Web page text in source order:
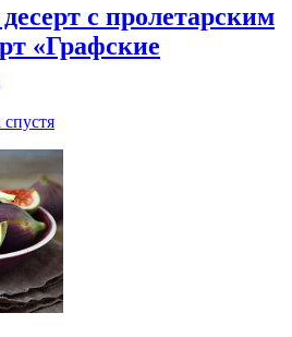
с пролетарским
«Графские
спустя